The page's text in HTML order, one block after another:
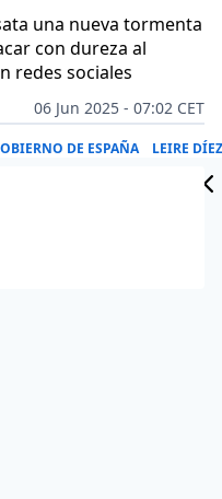
una nueva tormenta
con dureza al
redes sociales
06 Jun 2025 - 07:02 CET
DE ESPAÑA LEIRE DÍEZ